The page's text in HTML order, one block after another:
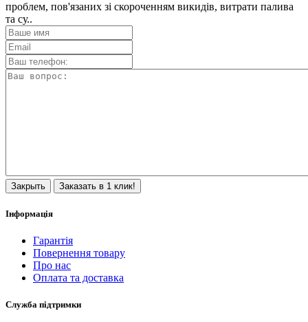
проблем, пов'язаних зі скороченням викидів, витрати палива
та су..
Закрыть Заказать в 1 клик!
Інформація
Гарантія
Повернення товару
Про нас
Оплата та доставка
Служба підтримки